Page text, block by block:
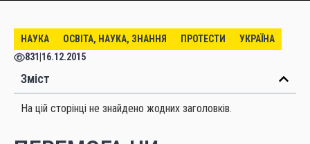
НАУКА ОСВІТА, НАУКА, ЗНАННЯ ПРОТЕСТИ
УКРАЇНА
831 16.12.2015
Зміст
На цій сторінці не знайдено жодних заголовків.